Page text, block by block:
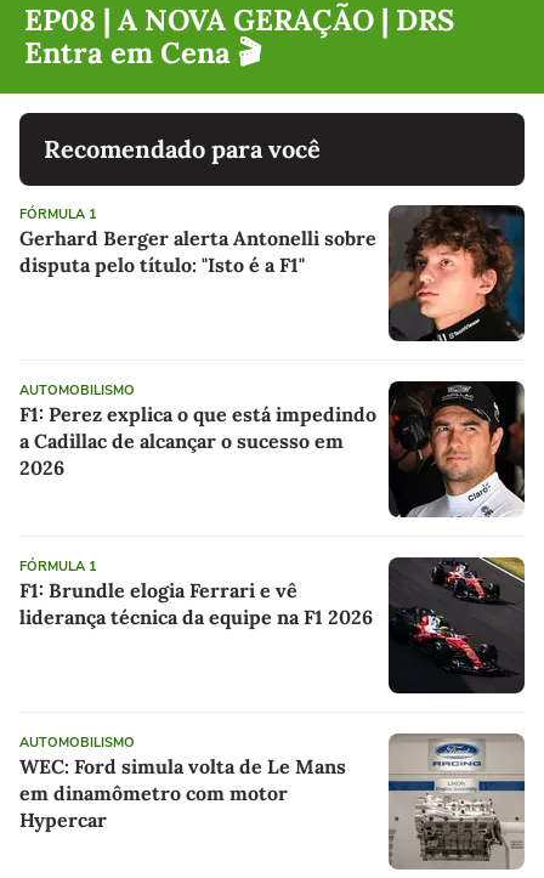
EP08 | A NOVA GERAÇÃO | DRS
Entra em Cena 🎬
Recomendado para você
FÓRMULA 1
Gerhard Berger alerta Antonelli sobre
disputa pelo título: "Isto é a F1"
AUTOMOBILISMO
F1: Perez explica o que está impedindo
a Cadillac de alcançar o sucesso em
2026
FÓRMULA 1
F1: Brundle elogia Ferrari e vê
liderança técnica da equipe na F1 2026
AUTOMOBILISMO
WEC: Ford simula volta de Le Mans
em dinamômetro com motor
Hypercar